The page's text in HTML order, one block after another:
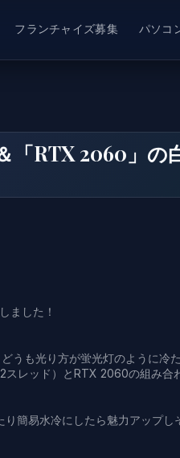
フランチャイズ募集 パソコ
「RTX 2060」の
ました！
うも光り方が蛍光灯のように冷
スレッド）とRTX 2060の組み合
簡易水冷にしたら魅力アップし